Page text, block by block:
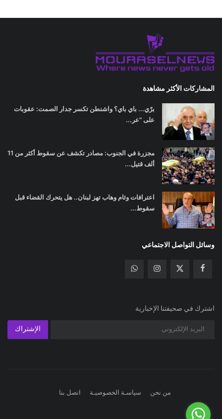
المشاركات الأكثر مشاهدة
برّي... باي باي؟ واشنطن تكسر جدار الصمت: عقوبات
على "عر...
مجزرة في الجنوب: مصادر تكشف عن سقوط أكثر من 11
ألف قتيل...
اعترافات وئام وهاب تهز لبنان.. هل يتحرك القضاء قبل
سقوط...
وسائل التواصل الاجتماعي
اشترك في صحيفتنا الإخبارية
الإشتراك
من نحن سياسـة الخصوصيـة اتصل بنا